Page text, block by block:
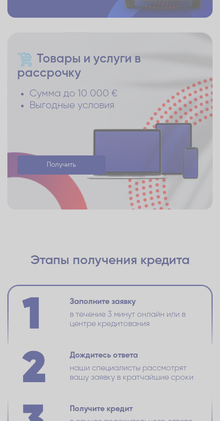
Товары и услуги в
рассрочку
Сумма до 10 000 €
Выгодные условия
Получить
Этапы получения кредита
Заполните заявку
в течение 3 минут онлайн или в
центре кредитования
Дождитесь ответа
наши специалисты рассмотрят
вашу заявку в кратчайшие сроки
Получите кредит